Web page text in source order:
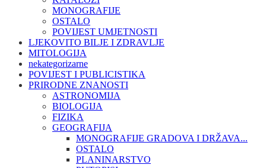
MONOGRAFIJE
OSTALO
POVIJEST UMJETNOSTI
LJEKOVITO BILJE I ZDRAVLJE
MITOLOGIJA
nekategorizarne
POVIJEST I PUBLICISTIKA
PRIRODNE ZNANOSTI
ASTRONOMIJA
BIOLOGIJA
FIZIKA
GEOGRAFIJA
MONOGRAFIJE GRADOVA I DRŽAVA...
OSTALO
PLANINARSTVO